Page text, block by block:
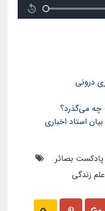
درونی
چه می‌گذرد؟
استاد اخباری
پادکست بصائر
علم زندگی